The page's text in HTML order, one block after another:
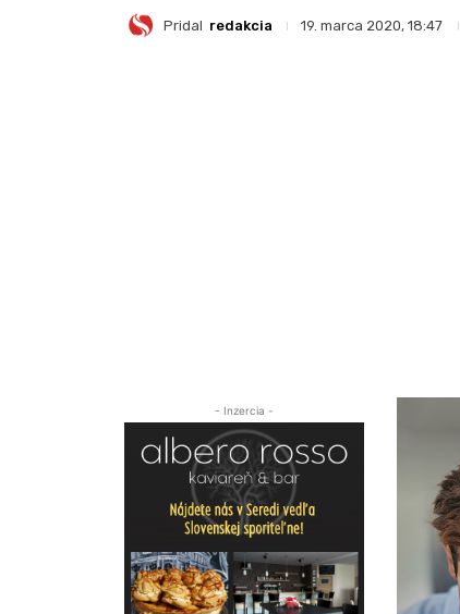
Pridal redakcia 19. marca 2020, 18:47
- Inzercia -